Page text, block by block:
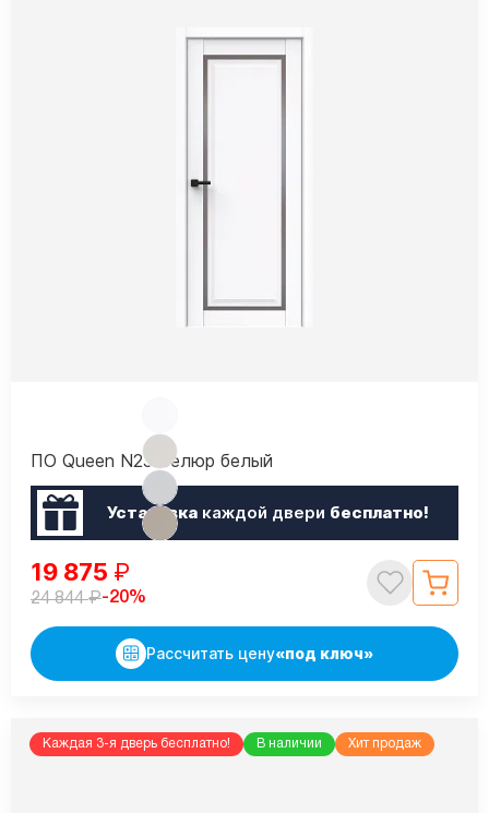
ПО Queen N23 Велюр белый
Установкакаждой двери бесплатно!
19 875 ₽
24 844₽-20%
Рассчитать цену«под ключ»
Каждая 3-я дверь бесплатно! В наличии Хит продаж